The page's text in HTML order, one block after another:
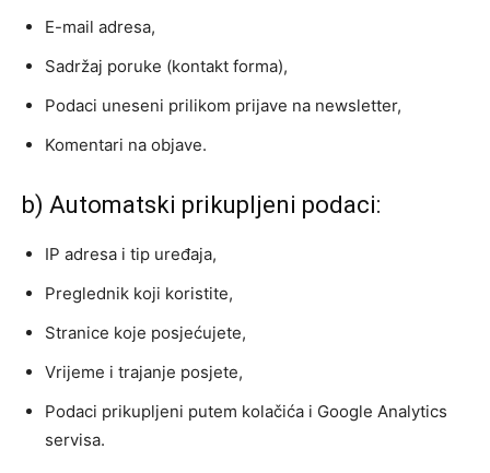
E-mail adresa,
Sadržaj poruke (kontakt forma),
Podaci uneseni prilikom prijave na newsletter,
Komentari na objave.
b) Automatski prikupljeni podaci:
IP adresa i tip uređaja,
Preglednik koji koristite,
Stranice koje posjećujete,
Vrijeme i trajanje posjete,
Podaci prikupljeni putem kolačića i Google Analytics
servisa.